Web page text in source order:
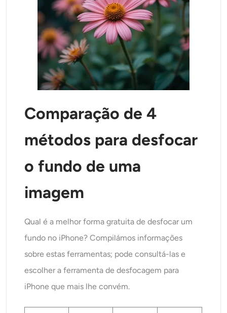
Comparação de 4
métodos para desfocar
o fundo de uma
imagem
Qual é a melhor forma gratuita de desfocar um
fundo no iPhone? Compilámos informações
sobre estas ferramentas; pode consultá-las e
escolher a ferramenta de desfocagem para
iPhone que mais lhe convém.